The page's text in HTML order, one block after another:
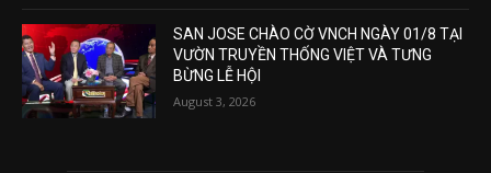
SAN JOSE CHÀO CỜ VNCH NGÀY 01/8 TẠI
VƯỜN TRUYỀN THỐNG VIỆT VÀ TƯNG
BỪNG LỄ HỘI
August 3, 2026